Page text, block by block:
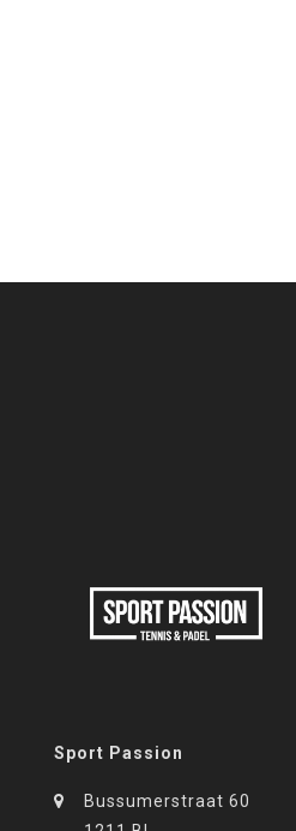
Sport Passion
Bussumerstraat 60